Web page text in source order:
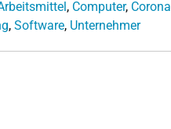
, Computer, Corona
, Software, Unternehmer